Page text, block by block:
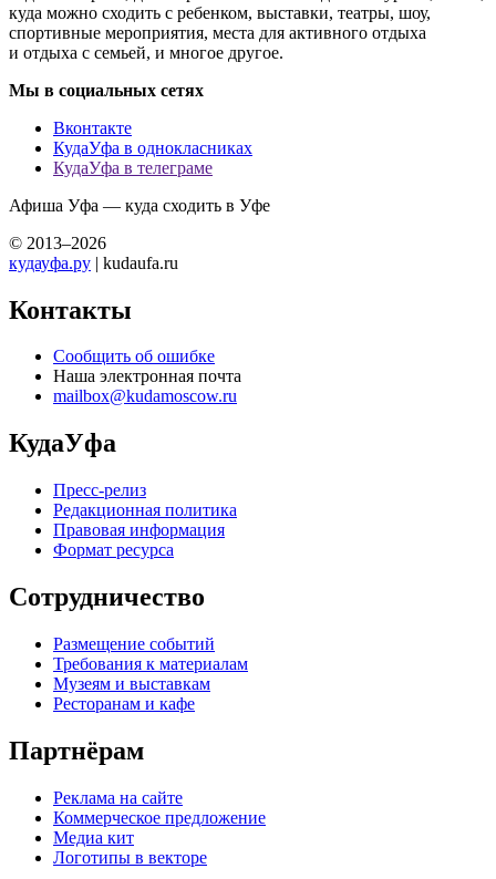
куда можно сходить с ребенком, выставки, театры, шоу,
спортивные мероприятия, места для активного отдыха
и отдыха с семьей, и многое другое.
Мы в социальных сетях
Вконтакте
КудаУфа в однокласниках
КудаУфа в телеграме
Афиша Уфа — куда сходить в Уфе
© 2013–2026
кудауфа.ру | kudaufa.ru
Контакты
Сообщить об ошибке
Наша электронная почта
mailbox@kudamoscow.ru
КудаУфа
Пресс-релиз
Редакционная политика
Правовая информация
Формат ресурса
Сотрудничество
Размещение событий
Требования к материалам
Музеям и выставкам
Ресторанам и кафе
Партнёрам
Реклама на сайте
Коммерческое предложение
Медиа кит
Логотипы в векторе